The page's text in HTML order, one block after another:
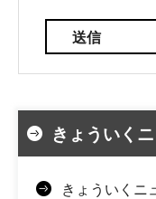
きょういく
きょういくニ